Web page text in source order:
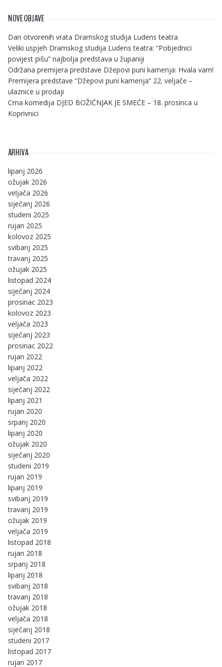
NOVE OBJAVE
Dan otvorenih vrata Dramskog studija Ludens teatra
Veliki uspjeh Dramskog studija Ludens teatra: “Pobjednici
povijest pišu” najbolja predstava u županiji
Održana premijera predstave Džepovi puni kamenja: Hvala vam!
Premijera predstave “Džepovi puni kamenja” 22. veljače –
ulaznice u prodaji
Crna komedija DJED BOŽIĆNJAK JE SMEĆE – 18. prosinca u
Koprivnici
ARHIVA
lipanj 2026
ožujak 2026
veljača 2026
siječanj 2026
studeni 2025
rujan 2025
kolovoz 2025
svibanj 2025
travanj 2025
ožujak 2025
listopad 2024
siječanj 2024
prosinac 2023
kolovoz 2023
veljača 2023
siječanj 2023
prosinac 2022
rujan 2022
lipanj 2022
veljača 2022
siječanj 2022
lipanj 2021
rujan 2020
srpanj 2020
lipanj 2020
ožujak 2020
siječanj 2020
studeni 2019
rujan 2019
lipanj 2019
svibanj 2019
travanj 2019
ožujak 2019
veljača 2019
listopad 2018
rujan 2018
srpanj 2018
lipanj 2018
svibanj 2018
travanj 2018
ožujak 2018
veljača 2018
siječanj 2018
studeni 2017
listopad 2017
rujan 2017